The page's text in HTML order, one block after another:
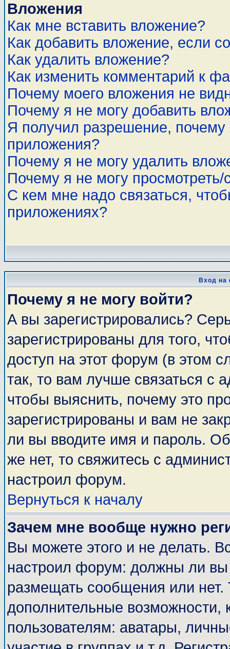
Вложения
Как мне вставить вложение?
Как добавить вложение, если
Как удалить вложение?
Как изменить комментарий к
Почему моего вложения не
Почему я не могу добавить
Я получил разрешение,
приложения?
Почему я не могу удалить
Почему я не могу просмотреть/
С кем мне надо связаться,
приложениях?
Вход на
Почему я не могу войти?
А вы зарегистрировались?
зарегистрированы для того,
доступ на этот форум (в этом
так, то вам лучше связаться с
чтобы выяснить, почему это
зарегистрированы и вам не
ли вы вводите имя и пароль.
же нет, то свяжитесь с
настроил форум.
Вернуться к началу
Зачем мне вообще нужно
Вы можете этого и не делать.
настроил форум: должны ли вы
размещать сообщения или
дополнительные
пользователям: аватары,